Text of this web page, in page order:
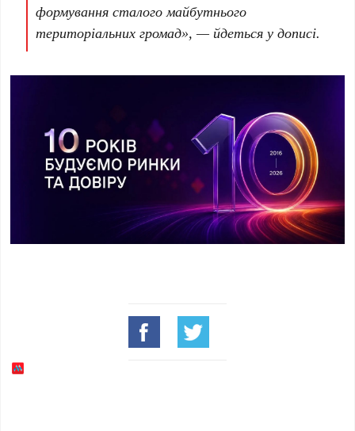
формування сталого майбутнього
територіальних громад», — йдеться у дописі.